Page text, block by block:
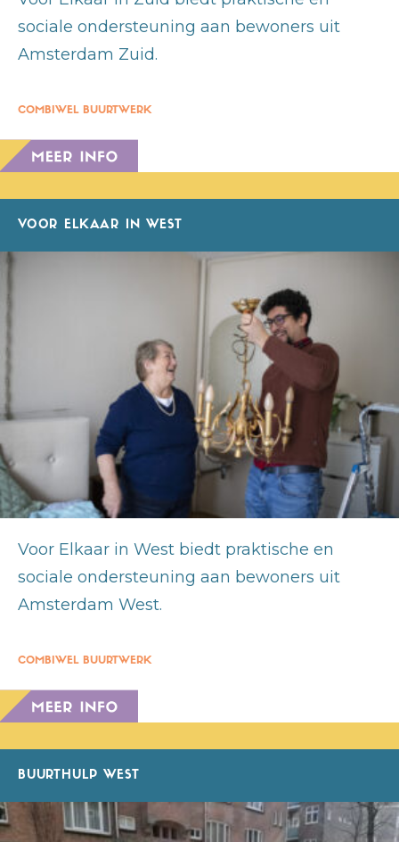
sociale ondersteuning aan bewoners uit
Amsterdam Zuid.
COMBIWEL BUURTWERK
VOOR ELKAAR IN WEST
Voor Elkaar in West biedt praktische en
sociale ondersteuning aan bewoners uit
Amsterdam West.
COMBIWEL BUURTWERK
BUURTHULP WEST